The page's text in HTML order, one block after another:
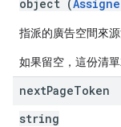
object (
指派的廣告空間來源
如果留空，這份清單
nextPageToken
string